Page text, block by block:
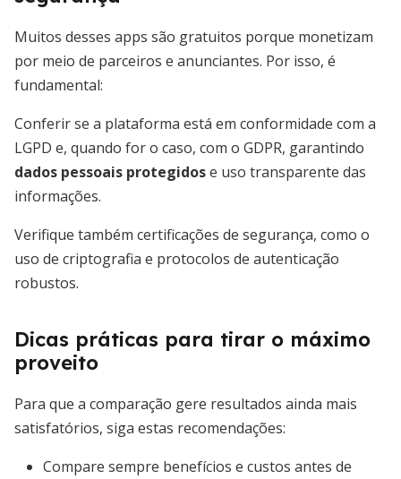
Muitos desses apps são gratuitos porque monetizam
por meio de parceiros e anunciantes. Por isso, é
fundamental:
Conferir se a plataforma está em conformidade com a
LGPD e, quando for o caso, com o GDPR, garantindo
dados pessoais protegidose uso transparente das
informações.
Verifique também certificações de segurança, como o
uso de criptografia e protocolos de autenticação
robustos.
Dicas práticas para tirar o máximo
proveito
Para que a comparação gere resultados ainda mais
satisfatórios, siga estas recomendações:
Compare sempre benefícios e custos antes de